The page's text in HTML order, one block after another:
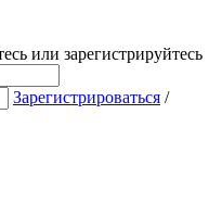
или зарегистрируйтесь
Зарегистрироваться /